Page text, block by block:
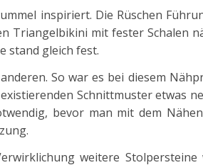
inspiriert. Die Rüschen
Triangelbikini mit fester Schalen
stand gleich fest.
So war es bei diesem
Schnittmuster etwas
bevor man mit dem
weitere Stolpersteine